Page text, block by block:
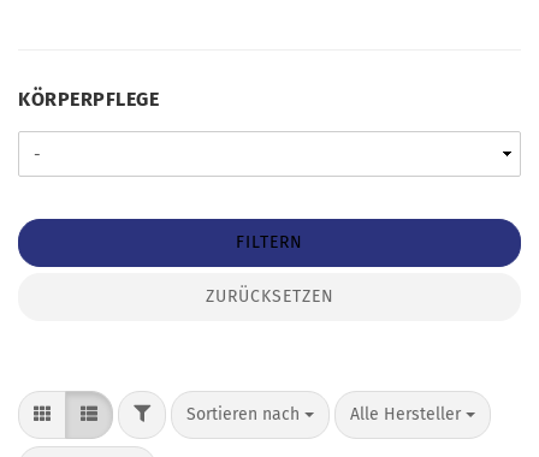
KÖRPERPFLEGE
KÖRPERPFLEGE
FILTERN
ZURÜCKSETZEN
FILTERSortieren nach
Sortieren nach Alle Hersteller
pro Seite